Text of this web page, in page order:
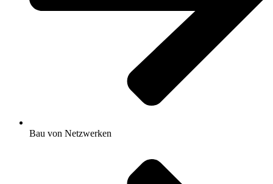
Bau von Netzwerken